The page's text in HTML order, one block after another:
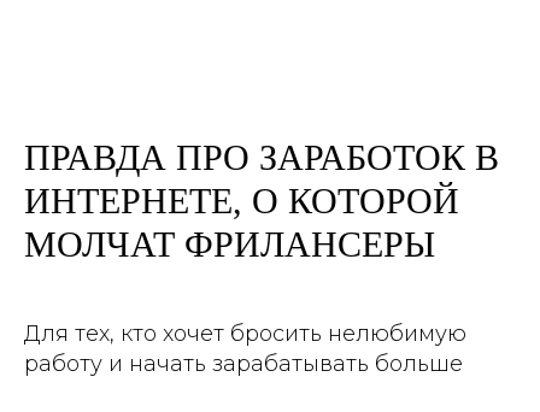
ПРАВДА ПРО ЗАРАБОТОК В
ИНТЕРНЕТЕ, О КОТОРОЙ
МОЛЧАТ ФРИЛАНСЕРЫ
Для тех, кто хочет бросить нелюбимую
работу и начать зарабатывать больше